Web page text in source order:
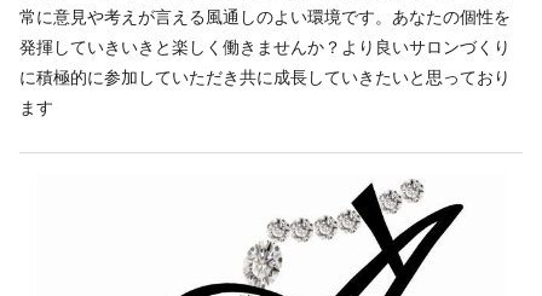
勤務時間
週3回 時短勤務OK
09:45〜18:45／3時間～5時間
常に意見や考えが言える風通しのよい環境です。あなたの個性を
発揮していきいきと楽しく働きませんか？より良いサロンづくり
に積極的に参加していただき共に成長していきたいと思っており
ます